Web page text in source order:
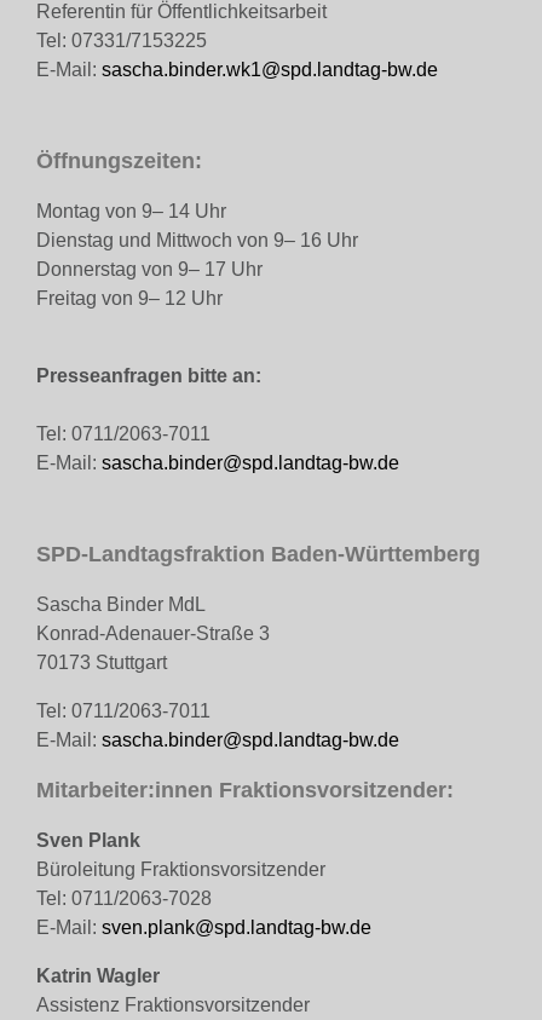
Referentin für Öffentlichkeitsarbeit
Tel: 07331/7153225
E-Mail: sascha.binder.wk1@spd.landtag-bw.de
Öffnungszeiten:
Montag von 9– 14 Uhr
Dienstag und Mittwoch von 9– 16 Uhr
Donnerstag von 9– 17 Uhr
Freitag von 9– 12 Uhr
Presseanfragen bitte an:
Tel: 0711/2063-7011
E-Mail: sascha.binder@spd.landtag-bw.de
SPD-Landtagsfraktion Baden-Württemberg
Sascha Binder MdL
Konrad-Adenauer-Straße 3
70173 Stuttgart
Tel: 0711/2063-7011
E-Mail: sascha.binder@spd.landtag-bw.de
Mitarbeiter:innen Fraktionsvorsitzender:
Sven Plank
Büroleitung Fraktionsvorsitzender
Tel: 0711/2063-7028
E-Mail: sven.plank@spd.landtag-bw.de
Katrin Wagler
Assistenz Fraktionsvorsitzender